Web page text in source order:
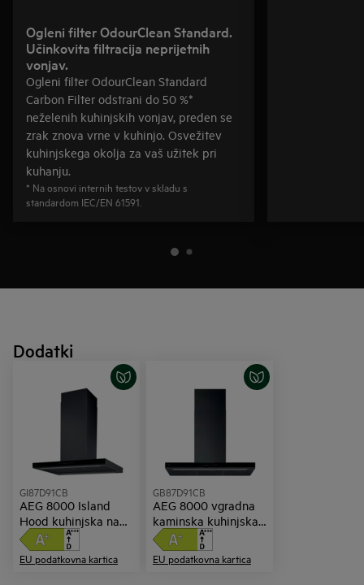
Ogleni filter OdourClean Standard.
Učinkovita filtracija neprijetnih
vonjav.
Ogleni filter OdourClean Standard
Carbon Filter odstrani do 50 %*
neželenih kuhinjskih vonjav, preden se
zrak znova vrne v kuhinjo. Osvežitev
kuhinjskega okolja za vaš užitek pri
kuhanju.
* Na osnovi internih testov v skladu s
standardom IEC/EN 61591.
Dodatki
GI87D91CB
AEG 8000 Island
Hood kuhinjska napa
širine 90 cm
EU podatkovna kartica
GB87D91CB
AEG 8000 vgradna
kaminska kuhinjska
napa širine 90 cm
EU podatkovna kartica